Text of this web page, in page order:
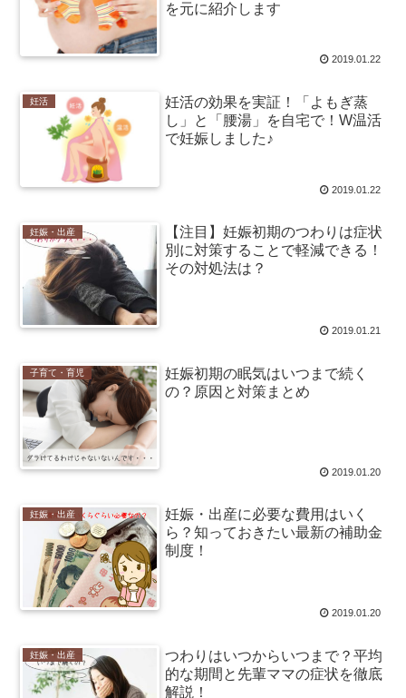
を元に紹介します
2019.01.22
妊活
妊活の効果を実証！「よもぎ蒸
し」と「腰湯」を自宅で！W温活
で妊娠しました♪
2019.01.22
妊娠・出産
【注目】妊娠初期のつわりは症状
別に対策することで軽減できる！
その対処法は？
2019.01.21
子育て・育児
妊娠初期の眠気はいつまで続く
の？原因と対策まとめ
2019.01.20
妊娠・出産
妊娠・出産に必要な費用はいく
ら？知っておきたい最新の補助金
制度！
2019.01.20
妊娠・出産
つわりはいつからいつまで？平均
的な期間と先輩ママの症状を徹底
解説！